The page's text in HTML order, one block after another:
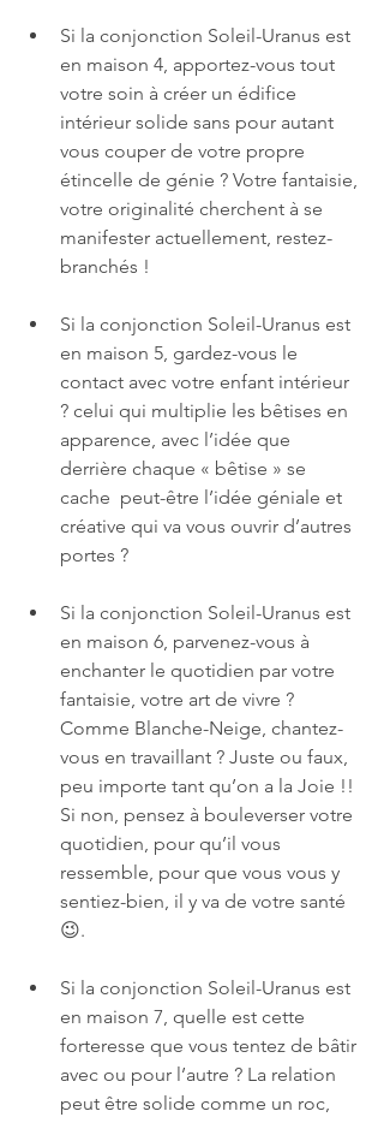
Si la conjonction Soleil-Uranus est
en maison 4, apportez-vous tout
votre soin à créer un édifice
intérieur solide sans pour autant
vous couper de votre propre
étincelle de génie ? Votre fantaisie,
votre originalité cherchent à se
manifester actuellement, restez-
branchés !
Si la conjonction Soleil-Uranus est
en maison 5, gardez-vous le
contact avec votre enfant intérieur
? celui qui multiplie les bêtises en
apparence, avec l’idée que
derrière chaque « bêtise » se
cache  peut-être l’idée géniale et
créative qui va vous ouvrir d’autres
portes ?
Si la conjonction Soleil-Uranus est
en maison 6, parvenez-vous à
enchanter le quotidien par votre
fantaisie, votre art de vivre ?
Comme Blanche-Neige, chantez-
vous en travaillant ? Juste ou faux,
peu importe tant qu’on a la Joie !!
Si non, pensez à bouleverser votre
quotidien, pour qu’il vous
ressemble, pour que vous vous y
sentiez-bien, il y va de votre santé
😉.
Si la conjonction Soleil-Uranus est
en maison 7, quelle est cette
forteresse que vous tentez de bâtir
avec ou pour l’autre ? La relation
peut être solide comme un roc,